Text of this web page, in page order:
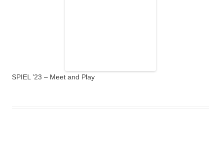
SPIEL ’23 – Meet and Play